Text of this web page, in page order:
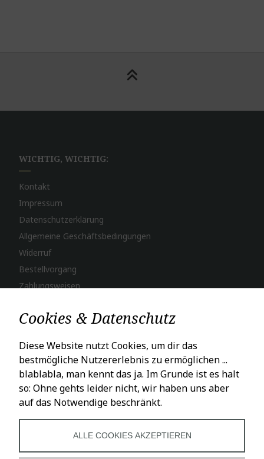
WICHTIG, WICHTIG:
Kontakt
Impressum
Datenschutzerklärung
Allgemeine Geschäftsbedingungen
Widerruf
Bestellvorgang
Zahlungsweisen
Mo – Fr: 10 – 18 Uhr
Sa: 10 – 16 Uhr
Cookies & Datenschutz
Diese Website nutzt Cookies, um dir das
bestmögliche Nutzererlebnis zu ermöglichen ...
blablabla, man kennt das ja. Im Grunde ist es halt
so: Ohne gehts leider nicht, wir haben uns aber
auf das Notwendige beschränkt.
ALLE COOKIES AKZEPTIEREN